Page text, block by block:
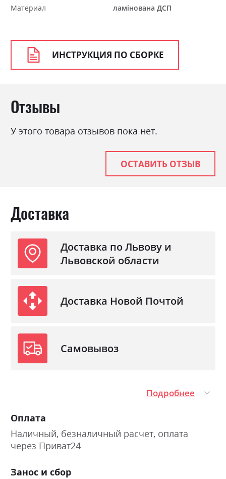
Материал ламінована ДСП
ИНСТРУКЦИЯ ПО СБОРКЕ
Отзывы
У этого товара отзывов пока нет.
ОСТАВИТЬ ОТЗЫВ
Доставка
Доставка по Львову и
Львовской области
Доставка Новой Почтой
Самовывоз
Подробнее
Оплата
Наличный, безналичный расчет, оплата
через Приват24
Занос и сбор